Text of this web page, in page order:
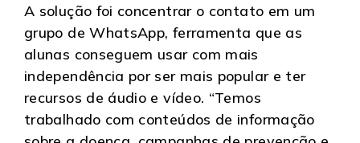
A solução foi concentrar o contato em um
grupo de WhatsApp, ferramenta que as
alunas conseguem usar com mais
independência por ser mais popular e ter
recursos de áudio e vídeo. “Temos
trabalhado com conteúdos de informação